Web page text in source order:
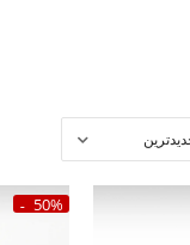
50%